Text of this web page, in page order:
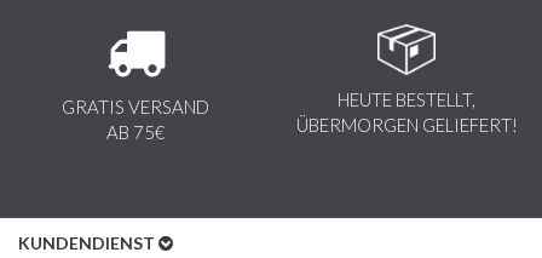
GRATIS VERSAND
AB 75€
HEUTE BESTELLT,
ÜBERMORGEN GELIEFERT!
KUNDENDIENST